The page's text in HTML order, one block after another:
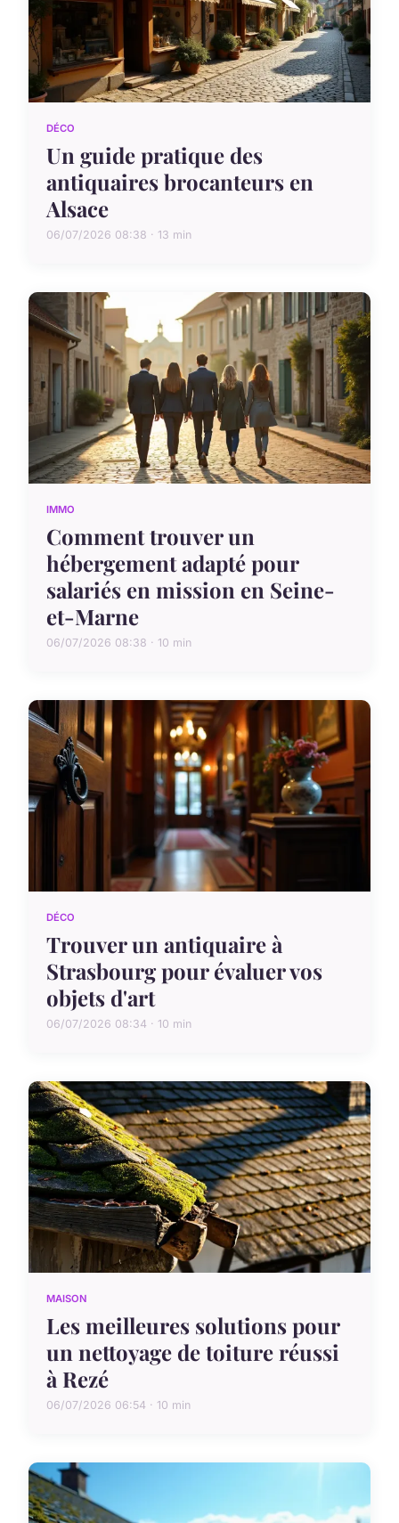
DÉCO
Un guide pratique des
antiquaires brocanteurs en
Alsace
06/07/2026 08:38 · 13 min
IMMO
Comment trouver un
hébergement adapté pour
salariés en mission en Seine-
et-Marne
06/07/2026 08:38 · 10 min
DÉCO
Trouver un antiquaire à
Strasbourg pour évaluer vos
objets d'art
06/07/2026 08:34 · 10 min
MAISON
Les meilleures solutions pour
un nettoyage de toiture réussi
à Rezé
06/07/2026 06:54 · 10 min